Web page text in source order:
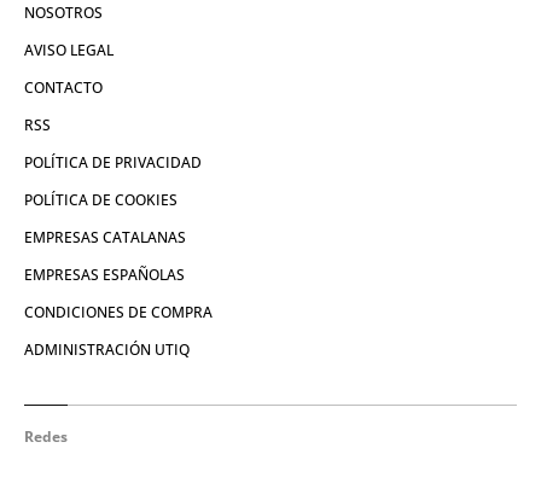
NOSOTROS
AVISO LEGAL
CONTACTO
RSS
POLÍTICA DE PRIVACIDAD
POLÍTICA DE COOKIES
EMPRESAS CATALANAS
EMPRESAS ESPAÑOLAS
CONDICIONES DE COMPRA
ADMINISTRACIÓN UTIQ
Redes